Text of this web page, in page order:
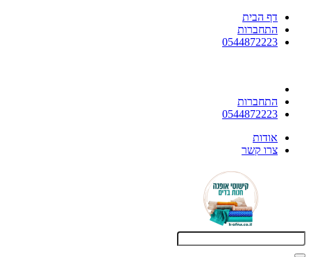
דף הבית
התחברות
0544872223
התחברות
0544872223
אודות
צרו קשר